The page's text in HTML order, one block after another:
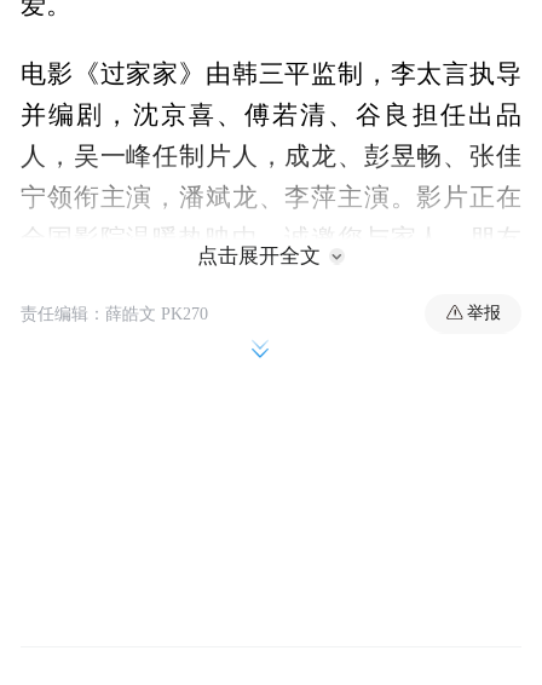
电影《过家家》由韩三平监制，李太言执导
并编剧，沈京喜、傅若清、谷良担任出品
人，吴一峰任制片人，成龙、彭昱畅、张佳
宁领衔主演，潘斌龙、李萍主演。影片正在
全国影院温暖热映中，诚邀您与家人、朋友
见证“家”最本真的模样。
点击展开全文
责任编辑：薛皓文 PK270 举报